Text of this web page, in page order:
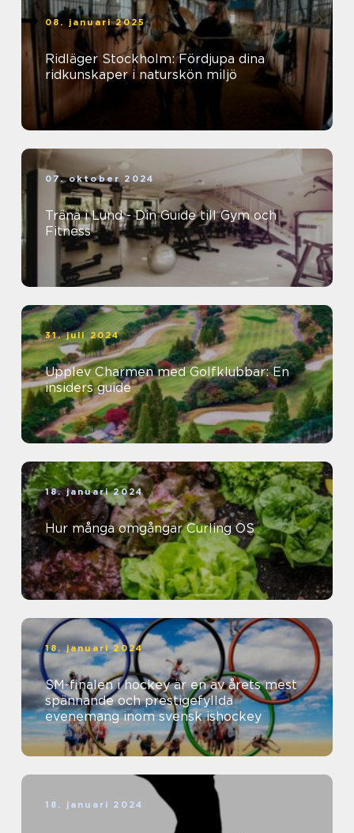
08. januari 2025
Ridläger Stockholm: Fördjupa dina
ridkunskaper i naturskön miljö
07. oktober 2024
Träna i Lund - Din Guide till Gym och
Fitness
31. juli 2024
Upplev Charmen med Golfklubbar: En
insiders guide
18. januari 2024
Hur många omgångar Curling OS
18. januari 2024
SM-finalen i hockey är en av årets mest
spännande och prestigefyllda
evenemang inom svensk ishockey
18. januari 2024